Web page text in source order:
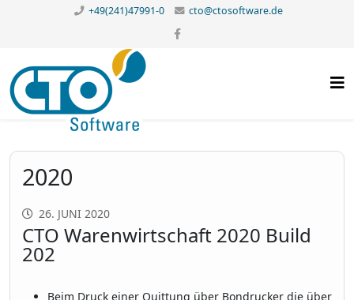
+49(241)47991-0 cto@ctosoftware.de
2020
26. JUNI 2020
CTO Warenwirtschaft 2020 Build
202
Beim Druck einer Quittung über Bondrucker die über